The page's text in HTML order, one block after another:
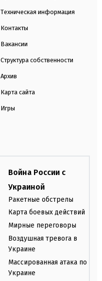
Техническая информация
Контакты
Вакансии
Структура собственности
Архив
Карта сайта
Игры
Война России с
Украиной
Ракетные обстрелы
Карта боевых действий
Мирные переговоры
Воздушная тревога в
Украине
Массированная атака по
Украине